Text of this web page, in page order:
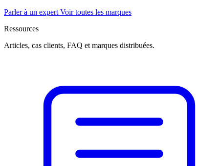
Parler à un expert Voir toutes les marques
Ressources
Articles, cas clients, FAQ et marques distribuées.